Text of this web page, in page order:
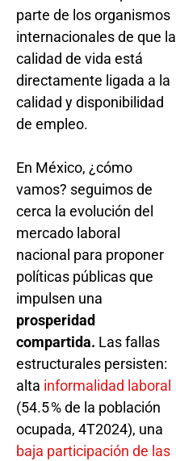
parte de los organismos
internacionales de que la
calidad de vida está
directamente ligada a la
calidad y disponibilidad
de empleo.
En México, ¿cómo
vamos? seguimos de
cerca la evolución del
mercado laboral
nacional para proponer
políticas públicas que
impulsen una
prosperidad
compartida. Las fallas
estructurales persisten:
alta informalidad laboral
(54.5 % de la población
ocupada, 4T2024), una
baja participación de las